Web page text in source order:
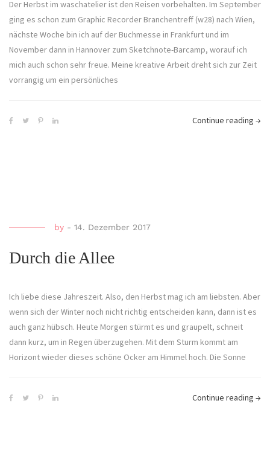
Der Herbst im waschatelier ist den Reisen vorbehalten. Im September
ging es schon zum Graphic Recorder Branchentreff (w28) nach Wien,
nächste Woche bin ich auf der Buchmesse in Frankfurt und im
November dann in Hannover zum Sketchnote-Barcamp, worauf ich
mich auch schon sehr freue. Meine kreative Arbeit dreht sich zur Zeit
vorrangig um ein persönliches
Continue reading →
by - 14. Dezember 2017
Durch die Allee
Ich liebe diese Jahreszeit. Also, den Herbst mag ich am liebsten. Aber
wenn sich der Winter noch nicht richtig entscheiden kann, dann ist es
auch ganz hübsch. Heute Morgen stürmt es und graupelt, schneit
dann kurz, um in Regen überzugehen. Mit dem Sturm kommt am
Horizont wieder dieses schöne Ocker am Himmel hoch. Die Sonne
Continue reading →